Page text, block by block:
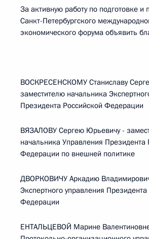
За активную работу по подготовке и
Санкт-Петербургского
экономического форума объявить
ВОСКРЕСЕНСКОМУ Станиславу
заместителю начальника
Президента Российской Федерации
ВЯЗАЛОВУ Сергею Юрьевичу -
начальника Управления Президента
Федерации по внешней политике
ДВОРКОВИЧУ Аркадию
Экспертного управления
Федерации
ЕНТАЛЬЦЕВОЙ Марине